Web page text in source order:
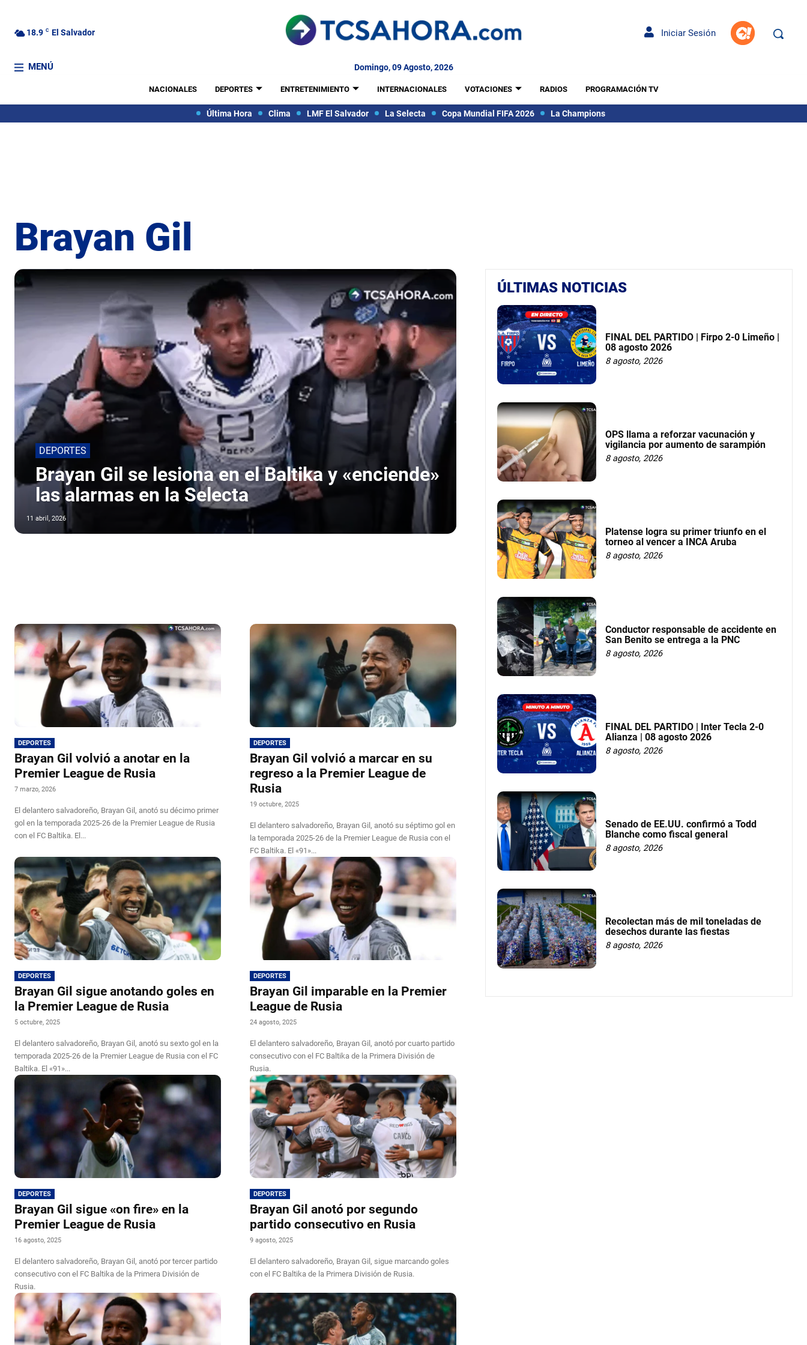
18.9 C El Salvador Iniciar Sesión
MENÚ Domingo, 09 Agosto, 2026
NACIONALES DEPORTES ENTRETENIMIENTO INTERNACIONALES VOTACIONES RADIOS PROGRAMACIÓN TV
Última Hora Clima LMF El Salvador La Selecta Copa Mundial FIFA 2026 La Champions
Brayan Gil
DEPORTES
Brayan Gil se lesiona en el Baltika y «enciende»
las alarmas en la Selecta
11 abril, 2026
DEPORTES
Brayan Gil volvió a anotar en la
Premier League de Rusia
7 marzo, 2026
El delantero salvadoreño, Brayan Gil, anotó su décimo primer
gol en la temporada 2025-26 de la Premier League de Rusia
con el FC Baltika. El...
DEPORTES
Brayan Gil volvió a marcar en su
regreso a la Premier League de
Rusia
19 octubre, 2025
El delantero salvadoreño, Brayan Gil, anotó su séptimo gol en
la temporada 2025-26 de la Premier League de Rusia con el
FC Baltika. El «91»...
DEPORTES
Brayan Gil sigue anotando goles en
la Premier League de Rusia
5 octubre, 2025
El delantero salvadoreño, Brayan Gil, anotó su sexto gol en la
temporada 2025-26 de la Premier League de Rusia con el FC
Baltika. El «91»...
DEPORTES
Brayan Gil imparable en la Premier
League de Rusia
24 agosto, 2025
El delantero salvadoreño, Brayan Gil, anotó por cuarto partido
consecutivo con el FC Baltika de la Primera División de
Rusia.
DEPORTES
Brayan Gil sigue «on fire» en la
Premier League de Rusia
16 agosto, 2025
El delantero salvadoreño, Brayan Gil, anotó por tercer partido
consecutivo con el FC Baltika de la Primera División de
Rusia.
DEPORTES
Brayan Gil anotó por segundo
partido consecutivo en Rusia
9 agosto, 2025
El delantero salvadoreño, Brayan Gil, sigue marcando goles
con el FC Baltika de la Primera División de Rusia.
ÚLTIMAS NOTICIAS
FINAL DEL PARTIDO | Firpo 2-0 Limeño |
08 agosto 2026
8 agosto, 2026
OPS llama a reforzar vacunación y
vigilancia por aumento de sarampión
8 agosto, 2026
Platense logra su primer triunfo en el
torneo al vencer a INCA Aruba
8 agosto, 2026
Conductor responsable de accidente en
San Benito se entrega a la PNC
8 agosto, 2026
FINAL DEL PARTIDO | Inter Tecla 2-0
Alianza | 08 agosto 2026
8 agosto, 2026
Senado de EE.UU. confirmó a Todd
Blanche como fiscal general
8 agosto, 2026
Recolectan más de mil toneladas de
desechos durante las fiestas
8 agosto, 2026